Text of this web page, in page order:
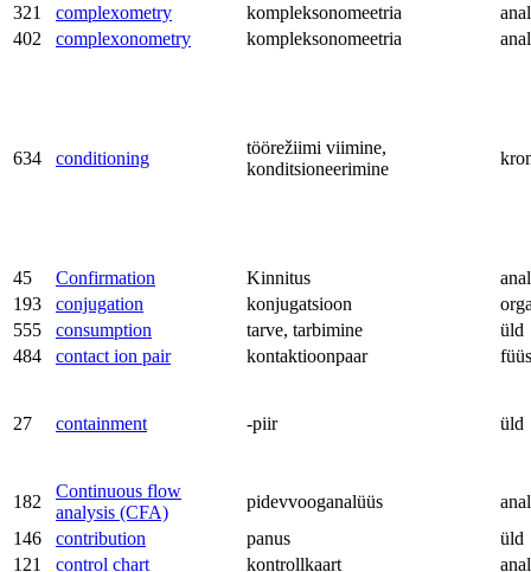
321
complexometry kompleksonomeetria
402
complexonometry kompleksonomeetria
634 conditioning
töörežiimi viimine,
konditsioneerimine
45 Confirmation Kinnitus
193
conjugation konjugatsioon
555
consumption tarve, tarbimine
üld
484
contact ion pair kontaktioonpaar
27 containment -piir üld
182
Continuous flow
analysis (CFA)
pidevvooganalüüs
146
contribution panus
üld
121
control chart kontrollkaart